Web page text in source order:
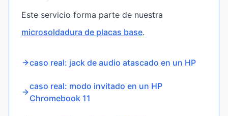
Este servicio forma parte de nuestra
microsoldadura de placas base.
caso real: jack de audio atascado en un HP
caso real: modo invitado en un HP
Chromebook 11